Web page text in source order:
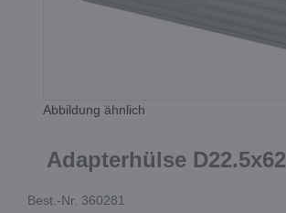
Abbildung ähnlich
Adapterhülse D22.5x62
Best.-Nr. 360281